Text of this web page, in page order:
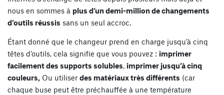
nous en sommes à plus d’un demi-million de changements
d’outils réussis sans un seul accroc.
Étant donné que le changeur prend en charge jusqu’à cinq
têtes d’outils, cela signifie que vous pouvez : imprimer
facilement des supports solubles, imprimer jusqu’à cinq
couleurs, Ou utiliser des matériaux très différents (car
chaque buse peut être préchauffée à une température